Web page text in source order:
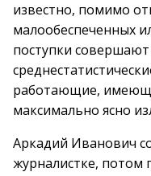
известно, помимо
малообеспеченных
поступки
работающие,
максимально ясно
Аркадий Иванович
журналистке, потом